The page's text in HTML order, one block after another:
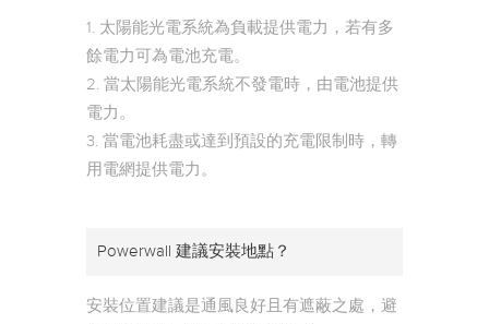
1. 太陽能光電系統為負載提供電力，若有多
餘電力可為電池充電。
2. 當太陽能光電系統不發電時，由電池提供
電力。
3. 當電池耗盡或達到預設的充電限制時，轉
用電網提供電力。
Powerwall 建議安裝地點？
安裝位置建議是通風良好且有遮蔽之處，避